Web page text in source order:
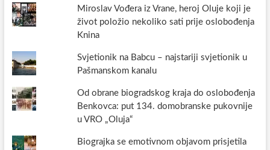
Miroslav Vođera iz Vrane, heroj Oluje koji je
život položio nekoliko sati prije oslobođenja
Knina
Svjetionik na Babcu – najstariji svjetionik u
Pašmanskom kanalu
Od obrane biogradskog kraja do oslobođenja
Benkovca: put 134. domobranske pukovnije
u VRO „Oluja“
Biograjka se emotivnom objavom prisjetila